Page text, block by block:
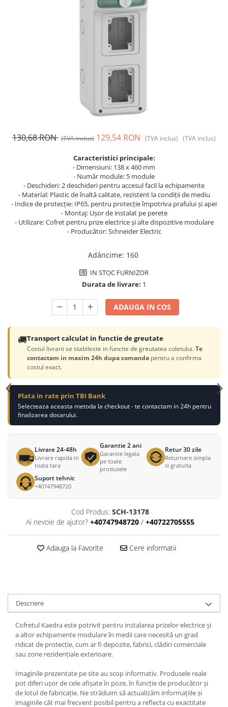
Prize și fișe industriale
130,68 RON (TVA inclus) 129,54 RON (TVA inclus) (TVA inclus)
Caracteristici principale:
- Dimensiuni: 138 x 460 mm
- Număr module: 5 module
- Deschideri: 2 deschideri pentru accesul facil la echipamente
- Material: Plastic de înaltă calitate, rezistent la condiții de mediu
- Indice de protecție: IP65, pentru protecție împotriva prafului și apei
- Montaj: Ușor de instalat pe perete
- Utilizare: Cofret pentru prize electrice și alte dispozitive modulare
- Producător: Schneider Electric
Adâncime: 160
IN STOC FURNIZOR
Durata de livrare: 1
ADAUGA IN COS
🚚Transport calculat in functie de greutate
Costul livrarii se stabileste in functie de greutatea coletului.Te
contactam in maxim 24h dupa comanda pentru a confirma
costul exact.
Plata in rate prin TBI Bank
Selecteaza aceasta metoda la checkout - te contactam in 24h pentru
finalizarea dosarului.
Livrare 24-48h
Livrare rapida in
toata tara
Garantie 2 ani
Garantie legala
pe toate
produsele
Retur 30 zile
Returnare simpla
si gratuita
Suport tehnic
+40747948720
Cod Produs: SCH-13178
Ai nevoie de ajutor? +40747948720 / +40722705555
Adauga la Favorite Cere informatii
Descriere
Cofretul Kaedra este potrivit pentru instalarea prizelor electrice și
a altor echipamente modulare în medii care necesită un grad
ridicat de protecție, cum ar fi depozite, fabrici, clădiri comerciale
sau zone rezidențiale exterioare.
Imaginile prezentate pe site au scop informativ. Produsele reale
pot diferi ușor de cele afișate în poze, în funcție de producător și
de lotul de fabricație. Ne străduim să actualizăm informațiile și
imaginile cât mai frecvent posibil pentru a reflecta cu exactitate